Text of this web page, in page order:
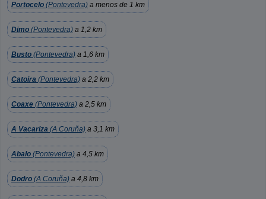
Portocelo (Pontevedra) a menos de 1 km
Dimo (Pontevedra) a 1,2 km
Busto (Pontevedra) a 1,6 km
Catoira (Pontevedra) a 2,2 km
Coaxe (Pontevedra) a 2,5 km
A Vacariza (A Coruña) a 3,1 km
Abalo (Pontevedra) a 4,5 km
Dodro (A Coruña) a 4,8 km